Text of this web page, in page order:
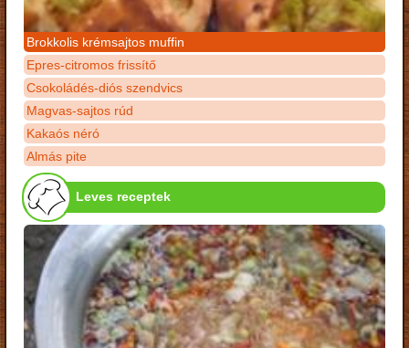
Brokkolis krémsajtos muffin
Epres-citromos frissítő
Csokoládés-diós szendvics
Magvas-sajtos rúd
Kakaós néró
Almás pite
Leves receptek